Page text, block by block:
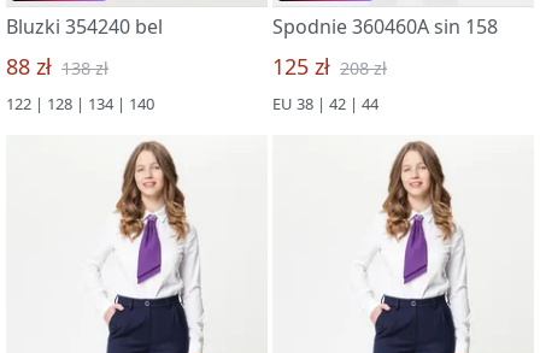
Bluzki 354240 bel
88 zł 138 zł
122 | 128 | 134 | 140
Spodnie 360460A sin 158
125 zł 208 zł
EU 38 | 42 | 44